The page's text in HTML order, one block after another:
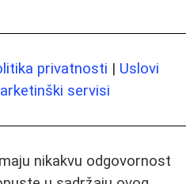
privatnosti | Uslovi
servisi
nikakvu odgovornost